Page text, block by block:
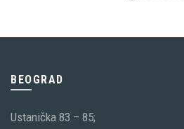
BEOGRAD
Ustanička 83 – 85;